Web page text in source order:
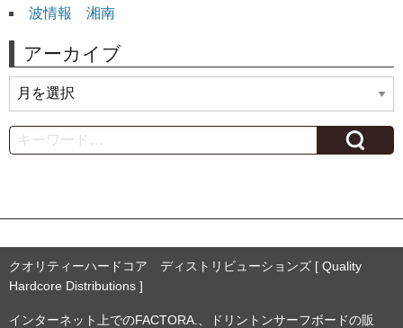
波情報 湘南
アーカイブ
ー
カ
イ
Search
クオリティーハードコア ディストリビューションズ [ Quality
Hardcore Distributions ]
インターネット上でのFACTORA.、ドリントンサーフボードの販